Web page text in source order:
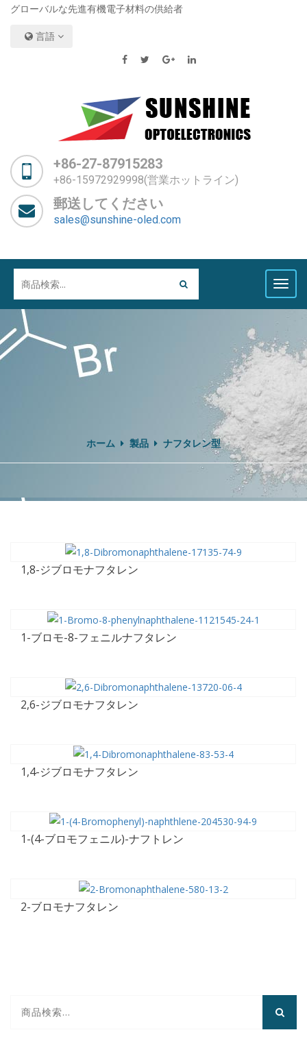
グローバルな先進有機電子材料の供給者
言語
+86-27-87915283
+86-15972929998(営業ホットライン)
郵送してください
sales@sunshine-oled.com
ホーム 製品 ナフタレン型
1,8-ジブロモナフタレン
1-ブロモ-8-フェニルナフタレン
2,6-ジブロモナフタレン
1,4-ジブロモナフタレン
1-(4-ブロモフェニル)-ナフトレン
2-ブロモナフタレン